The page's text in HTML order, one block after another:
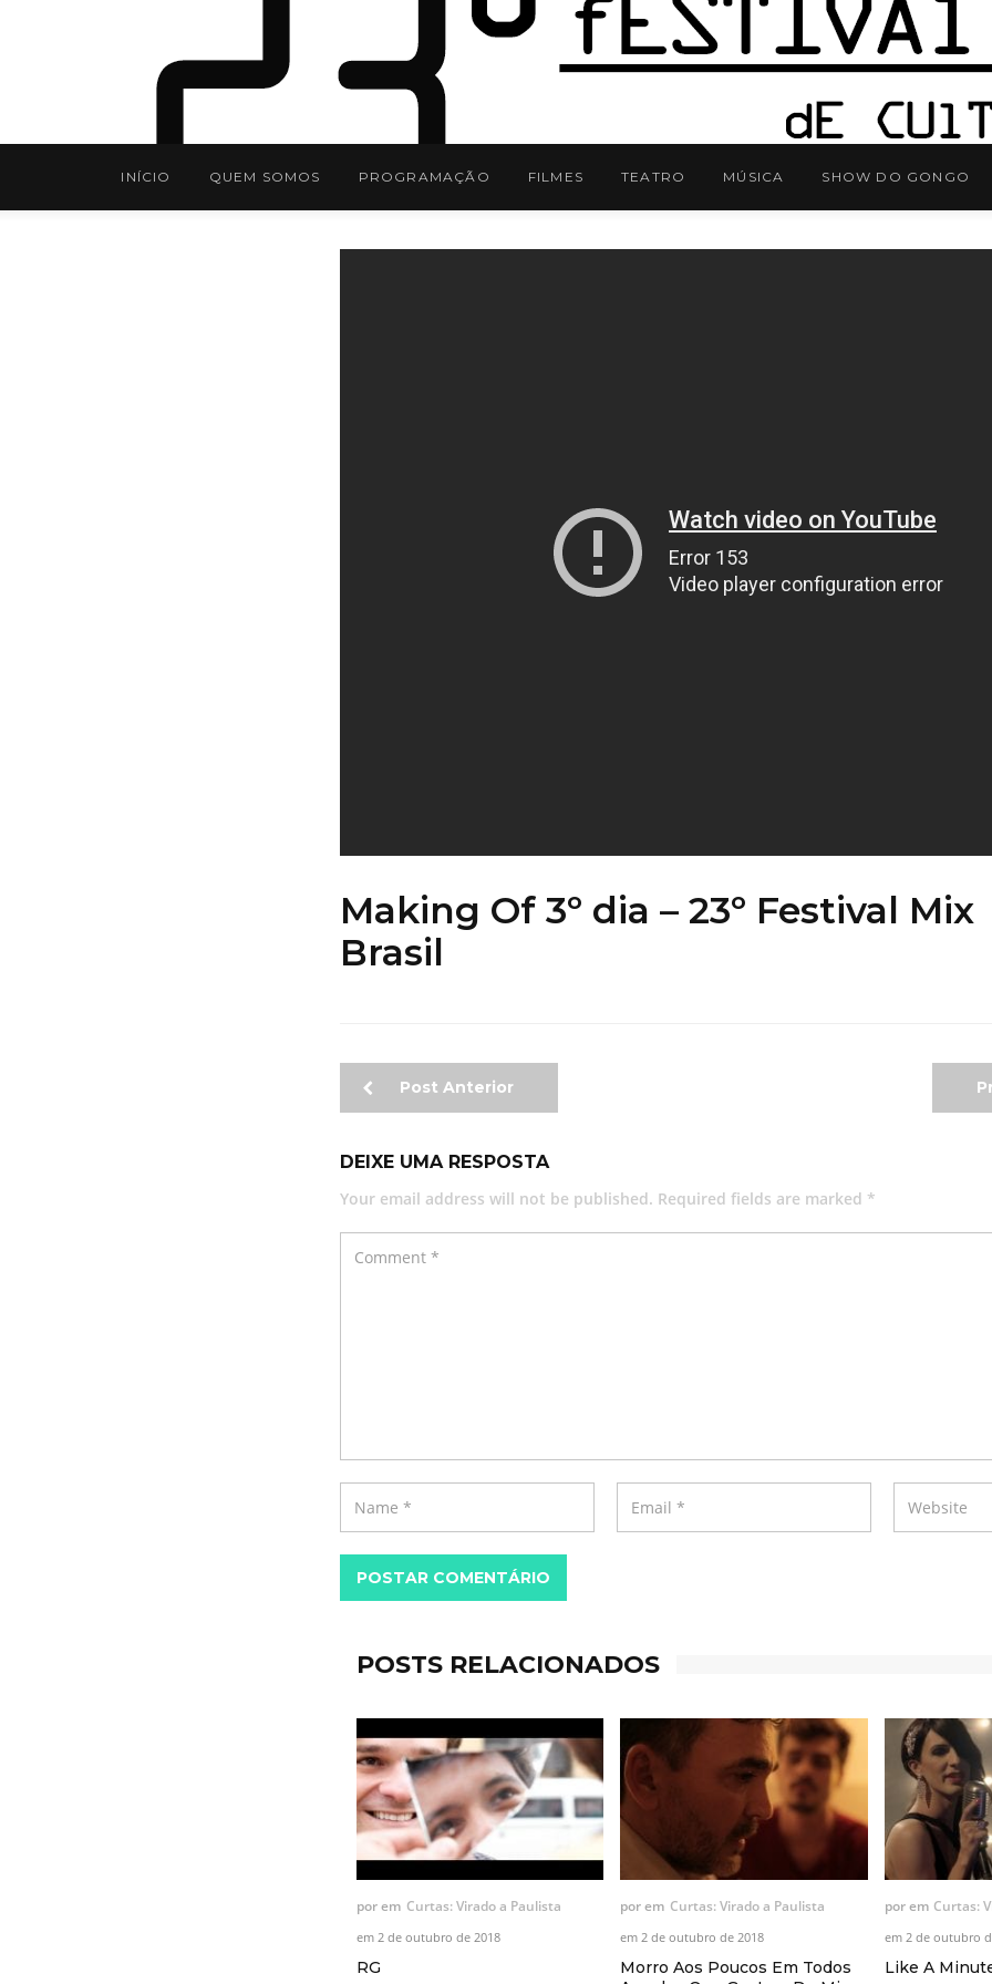
INÍCIO QUEM SOMOS PROGRAMAÇÃO FILMES TEATRO MÚSICA SHOW DO GONGO
Making Of 3º dia – 23º Festival Mix
Brasil
Post Anterior
DEIXE UMA RESPOSTA
Your email address will not be published. Required fields are marked *
POSTAR COMENTÁRIO
POSTS RELACIONADOS
porem Curtas: Virado a Paulista
em 2 de outubro de 2018
RG
porem Curtas: Virado a Paulista
em2 de outubro de 2018
Morro Aos Poucos Em Todos
porem Curtas:
em 2 de outubro
Like A